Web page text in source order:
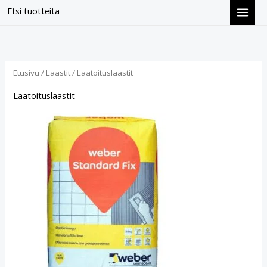
Etsi tuotteita
Siirry
Etusivu / Laastit/ Laatoituslaastit
Laatoituslaastit